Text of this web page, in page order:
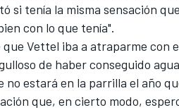
si tenía la misma sensación
con lo que tenía".
Vettel iba a atraparme con
de haber conseguido
no estará en la parrilla el año
que, en cierto modo,